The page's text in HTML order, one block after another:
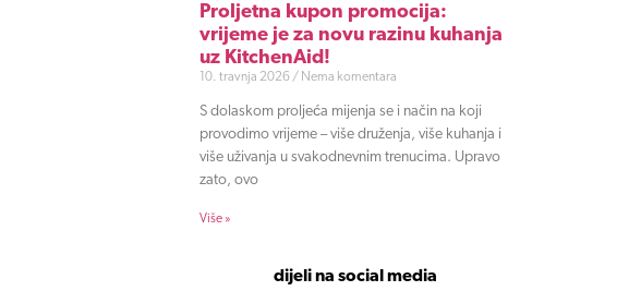
Proljetna kupon promocija:
vrijeme je za novu razinu kuhanja
uz KitchenAid!
10. travnja 2026 Nema komentara
S dolaskom proljeća mijenja se i način na koji
provodimo vrijeme – više druženja, više kuhanja i
više uživanja u svakodnevnim trenucima. Upravo
zato, ovo
Više »
dijeli na social media